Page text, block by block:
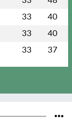
33 40
33 40
33 37